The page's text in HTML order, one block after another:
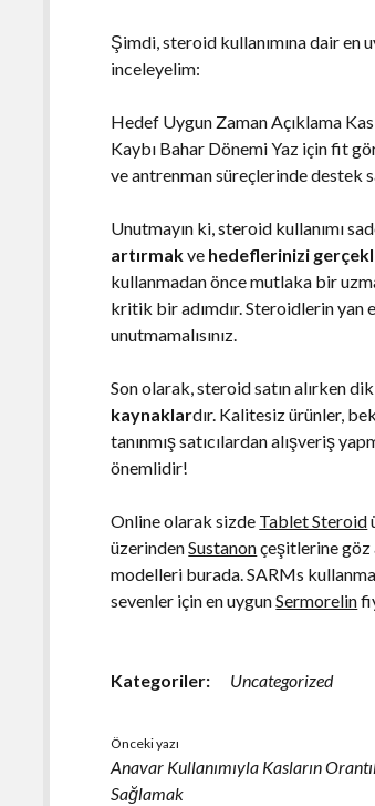
Şimdi, steroid kullanımına dair en
inceleyelim:
Hedef Uygun Zaman Açıklama
Kaybı Bahar Dönemi Yaz için fit
ve antrenman süreçlerinde destek
Unutmayın ki, steroid kullanımı
artırmakve hedeflerinizi
kullanmadan önce mutlaka bir
kritik bir adımdır. Steroidlerin
unutmamalısınız.
Son olarak, steroid satın alırken
kaynaklardır. Kalitesiz ürünler,
tanınmış satıcılardan alışveriş
önemlidir!
Online olarak sizde Tablet Steroid
üzerindenSustanonçeşitlerine göz
modelleri burada. SARMs
sevenler için en uygunSermorelin
Kategoriler: Uncategorized
Önceki yazı
Anavar Kullanımıyla Kasların
Sağlamak